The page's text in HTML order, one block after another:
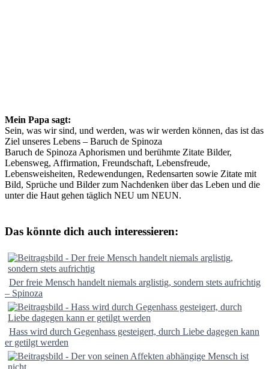
Mein Papa sagt:
Sein, was wir sind, und werden, was wir werden können, das ist das
Ziel unseres Lebens – Baruch de Spinoza
Baruch de Spinoza Aphorismen und berühmte Zitate Bilder,
Lebensweg, Affirmation, Freundschaft, Lebensfreude,
Lebensweisheiten, Redewendungen, Redensarten sowie Zitate mit
Bild, Sprüche und Bilder zum Nachdenken über das Leben und die
unter die Haut gehen täglich NEU um NEUN.
Das könnte dich auch interessieren:
Der freie Mensch handelt niemals arglistig, sondern stets aufrichtig
– Spinoza
Hass wird durch Gegenhass gesteigert, durch Liebe dagegen kann
er getilgt werden